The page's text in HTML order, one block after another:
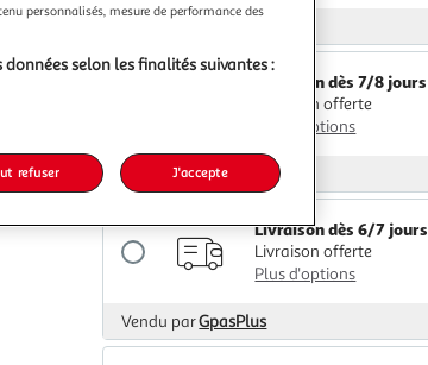
Livraison dès 7/8 jours
Livraison offerte
Plus d'options
Vendu parM25
Livraison dès 6/7 jours
Livraison offerte
Plus d'options
Vendu parGpasPlus
personnalisés, mesure de performance des
selon les finalités suivantes :
refuser J'accepte